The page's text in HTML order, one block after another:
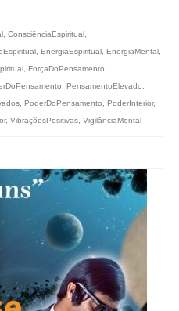
ConsciênciaEspiritual
EnergiaEspiritual EnergiaMental
ForçaDoPensamento
PensamentoElevado
PoderDoPensamento PoderInterior,
, VibraçõesPositivas VigilânciaMental